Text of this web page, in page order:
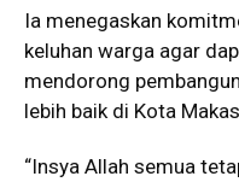
Ia menegaskan
keluhan warga agar
mendorong
lebih baik di Kota
“Insya Allah semua